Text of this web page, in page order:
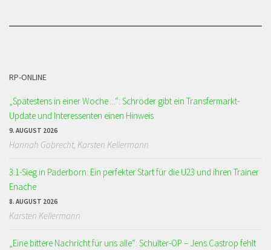
RP-ONLINE
„Spätestens in einer Woche ...“: Schröder gibt ein Transfermarkt-
Update und Interessenten einen Hinweis
9. AUGUST 2026
Hannah Gobrecht, Karsten Kellermann
3:1-Sieg in Paderborn: Ein perfekter Start für die U23 und ihren Trainer
Enache
8. AUGUST 2026
Karsten Kellermann
„Eine bittere Nachricht für uns alle“: Schulter-OP – Jens Castrop fehlt